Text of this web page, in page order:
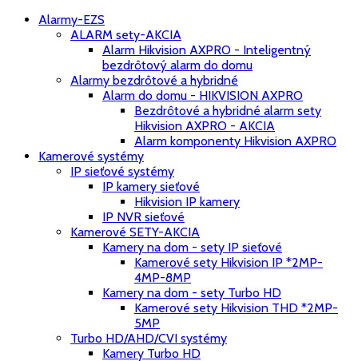
Alarmy-EZS
ALARM sety-AKCIA
Alarm Hikvision AXPRO - Inteligentný
bezdrôtový alarm do domu
Alarmy bezdrôtové a hybridné
Alarm do domu - HIKVISION AXPRO
Bezdrôtové a hybridné alarm sety
Hikvision AXPRO - AKCIA
Alarm komponenty Hikvision AXPRO
Kamerové systémy
IP sieťové systémy
IP kamery sieťové
Hikvision IP kamery
IP NVR sieťové
Kamerové SETY-AKCIA
Kamery na dom - sety IP sieťové
Kamerové sety Hikvision IP *2MP-
4MP-8MP
Kamery na dom - sety Turbo HD
Kamerové sety Hikvision THD *2MP-
5MP
Turbo HD/AHD/CVI systémy
Kamery Turbo HD